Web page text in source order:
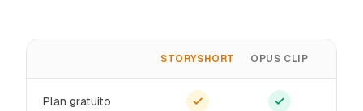
STORYSHORT OPUS CLIP
Plan gratuito